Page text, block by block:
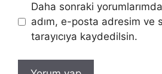
Daha sonraki
adım, e-posta adresim ve
tarayıcıya kaydedilsin.